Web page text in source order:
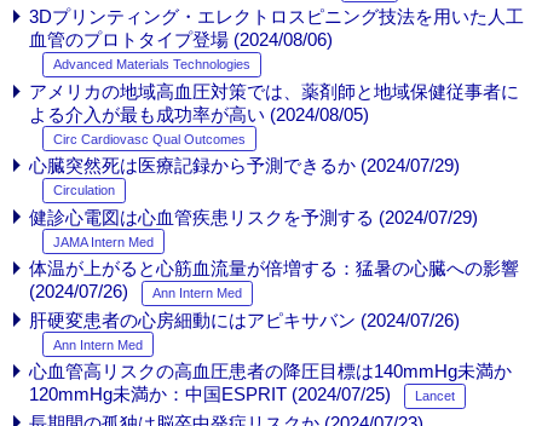
3Dプリンティング・エレクトロスピニング技法を用いた人工
血管のプロトタイプ登場 (2024/08/06)
Advanced Materials Technologies
アメリカの地域高血圧対策では、薬剤師と地域保健従事者に
よる介入が最も成功率が高い (2024/08/05)
Circ Cardiovasc Qual Outcomes
心臓突然死は医療記録から予測できるか (2024/07/29)
Circulation
健診心電図は心血管疾患リスクを予測する (2024/07/29)
JAMA Intern Med
体温が上がると心筋血流量が倍増する：猛暑の心臓への影響
(2024/07/26)
Ann Intern Med
肝硬変患者の心房細動にはアピキサバン (2024/07/26)
Ann Intern Med
心血管高リスクの高血圧患者の降圧目標は140mmHg未満か
120mmHg未満か：中国ESPRIT (2024/07/25)
Lancet